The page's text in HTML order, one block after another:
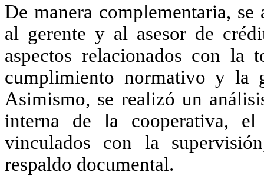
De manera complementaria, se
al gerente y al asesor de
aspectos relacionados con la
cumplimiento normativo y la
Asimismo, se realizó un
interna de la cooperativa, el
vinculados con la
respaldo documental.